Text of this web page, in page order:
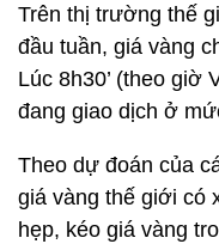
Trên thị trường thế
đầu tuần, giá vàng
Lúc 8h30’ (theo giờ
đang giao dịch ở
Theo dự đoán của
giá vàng thế giới có
hẹp, kéo giá vàng